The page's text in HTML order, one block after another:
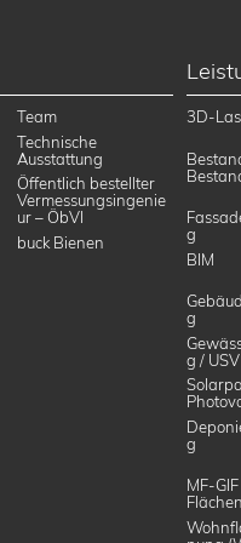
Team
Technische
Ausstattung
Öffentlich bestellter
Vermessungsingenie
ur – ÖbVI
buck Bienen
3D-
g
BIM
g
g / USV
g
MF-